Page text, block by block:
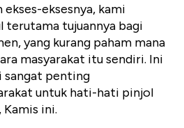
ekses-eksesnya, kami
tujuannya bagi
yang kurang paham mana
masyarakat itu sendiri. Ini
sangat penting
untuk hati-hati pinjol
ini.